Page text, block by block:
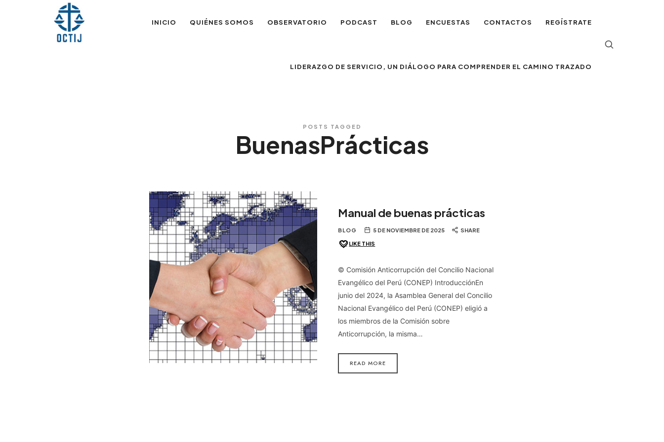
OTIJobservadorINICIO QUIÉNES SOMOS OBSERVATORIO PODCAST BLOG ENCUESTAS CONTACTOS REGÍSTRATE
LIDERAZGO DE SERVICIO, UN DIÁLOGO PARA COMPRENDER EL CAMINO TRAZADO
POSTS TAGGED
BuenasPrácticas
Manual de buenas prácticas
BLOG 5 DE NOVIEMBRE DE 2025 SHARE
LIKE THIS
© Comisión Anticorrupción del Concilio Nacional
Evangélico del Perú (CONEP) IntroducciónEn
junio del 2024, la Asamblea General del Concilio
Nacional Evangélico del Perú (CONEP) eligió a
los miembros de la Comisión sobre
Anticorrupción, la misma…
READ MORE